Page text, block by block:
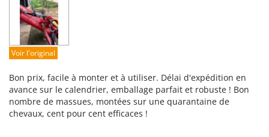
Facilité d'utilisation
Qualité / Prix
Facilité de montage
Voir l'original
Bon prix, facile à monter et à utiliser. Délai d'expédition en
avance sur le calendrier, emballage parfait et robuste ! Bon
nombre de massues, montées sur une quarantaine de
chevaux, cent pour cent efficaces !